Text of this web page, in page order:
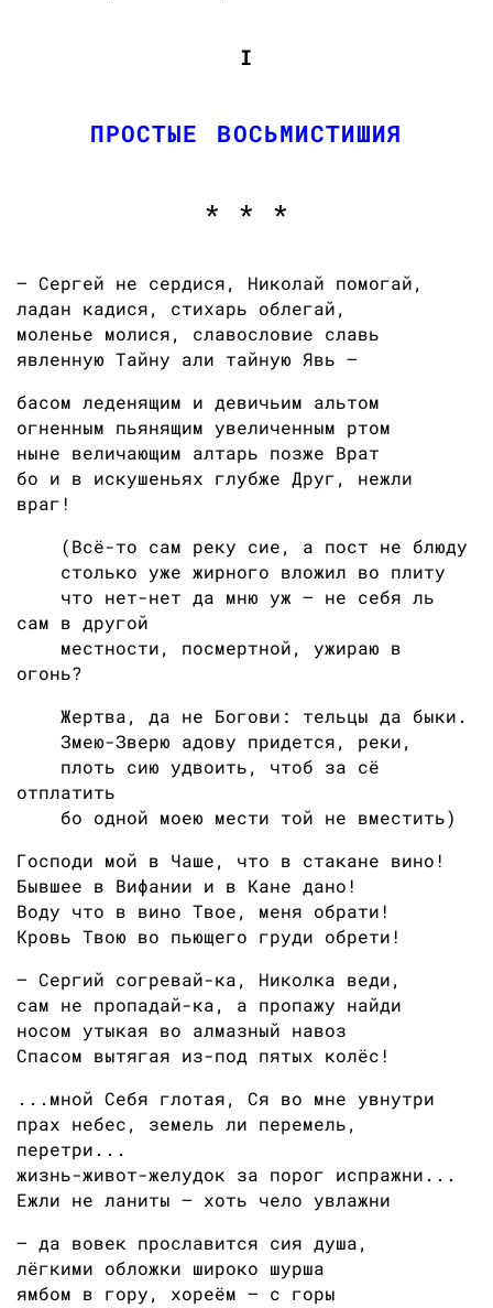
I
ПРОСТЫЕ ВОСЬМИСТИШИЯ
* * *
— Сергей не сердися, Николай помогай,
ладан кадися, стихарь облегай,
моленье молися, славословие славь
явленную Тайну али тайную Явь —
басом леденящим и девичьим альтом
огненным пьянящим увеличенным ртом
ныне величающим алтарь позже Врат
бо и в искушеньях глубже Друг, нежли
враг!
(Всё-то сам реку сие, а пост не блюду
столько уже жирного вложил во плиту
что нет-нет да мню уж — не себя ль
сам в другой
местности, посмертной, ужираю в
огонь?
Жертва, да не Богови: тельцы да быки.
Змею-Зверю адову придется, реки,
плоть сию удвоить, чтоб за сё
отплатить
бо одной моею мести той не вместить)
Господи мой в Чаше, что в стакане вино!
Бывшее в Вифании и в Кане дано!
Воду что в вино Твое, меня обрати!
Кровь Твою во пьющего груди обрети!
— Сергий согревай-ка, Николка веди,
сам не пропадай-ка, а пропажу найди
носом утыкая во алмазный навоз
Спасом вытягая из-под пятых колёс!
...мной Себя глотая, Ся во мне увнутри
прах небес, земель ли перемель,
перетри...
жизнь-живот-желудок за порог испражни...
Ежли не ланиты — хоть чело увлажни
— да вовек прославится сия душа,
лёгкими обложки широко шурша
ямбом в гору, хореём — с горы